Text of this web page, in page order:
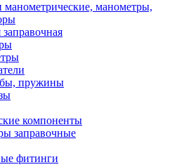
манометрические, манометры,
пружины
компоненты
заправочные
фитинги